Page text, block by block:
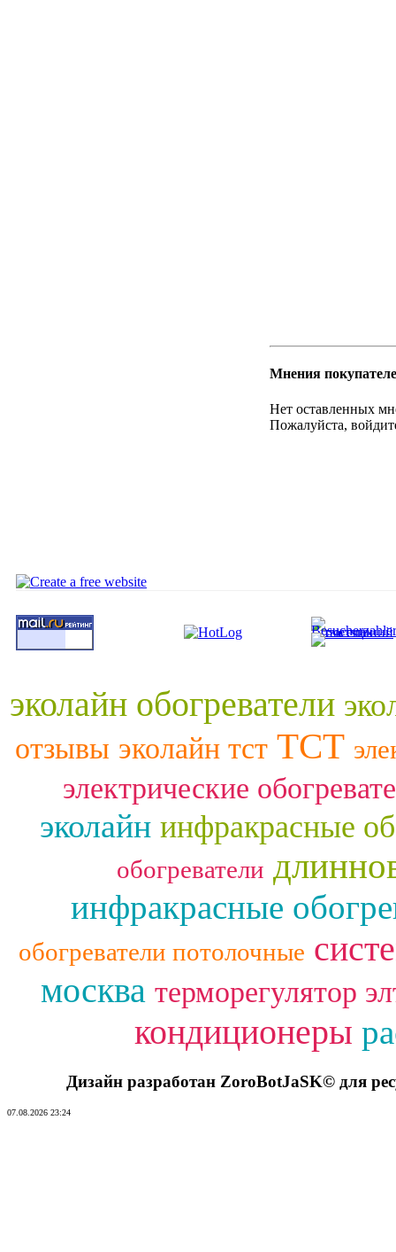
Мнения
Нет оставленных
Пожалуйста,
эколайн обогреватели
отзывы эколайн тст ТСТ
электрические
эколайн инфракрасные
обогреватели
инфракрасные
обогреватели потолочные
москва терморегулятор
кондиционеры
Дизайн разработан ZoroBotJaSK© для
07.08.2026 23:24